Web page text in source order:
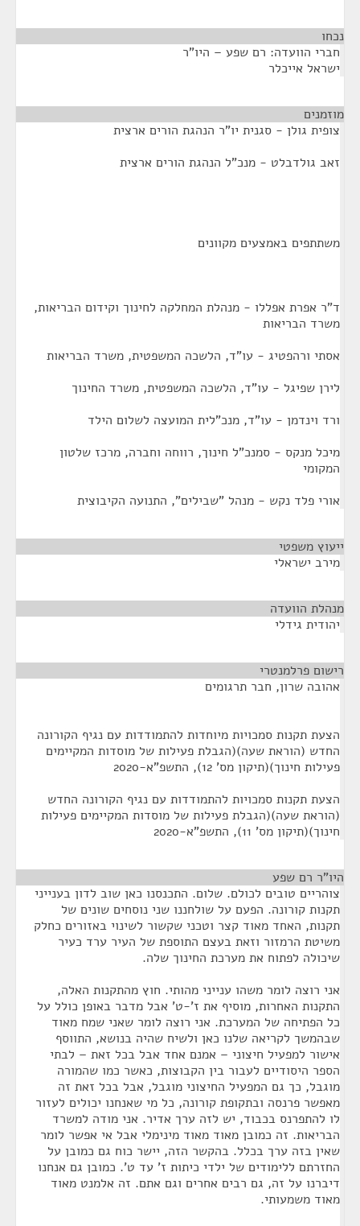
נכחו
חברי הוועדה: רם שפע – היו"ר
ישראל אייכלר
מוזמנים
צופית גולן - סגנית יו"ר הנהגת הורים ארצית
זאב גולדבלט - מנכ"ל הנהגת הורים ארצית
משתתפים באמצעים מקוונים
ד"ר אפרת אפללו - מנהלת המחלקה לחינוך וקידום הבריאות,
משרד הבריאות
אסתי ורהפטיג - עו"ד, הלשכה המשפטית, משרד הבריאות
לירן שפיגל - עו"ד, הלשכה המשפטית, משרד החינוך
ורד וינדמן - עו"ד, מנכ"לית המועצה לשלום הילד
מיכל מנקס - סמנכ"ל חינוך, רווחה וחברה, מרכז שלטון
המקומי
אורי פלד נקש - מנהל "שבילים", התנועה הקיבוצית
ייעוץ משפטי
מירב ישראלי
מנהלת הוועדה
יהודית גידלי
רישום פרלמנטרי
אהובה שרון, חבר תרגומים
הצעת תקנות סמכויות מיוחדות להתמודדות עם נגיף הקורונה
החדש (הוראת שעה)(הגבלת פעילות של מוסדות המקיימים
פעילות חינוך)(תיקון מס' 12), התשפ"א-2020
הצעת תקנות סמכויות להתמודדות עם נגיף הקורונה החדש
(הוראת שעה)(הגבלת פעילות של מוסדות המקיימים פעילות
חינוך)(תיקון מס' 11), התשפ"א-2020
היו"ר רם שפע
צוהריים טובים לכולם. שלום. התכנסנו כאן שוב לדון בענייני
תקנות קורונה. הפעם על שולחננו שני נוסחים שונים של
תקנות, האחד מאוד קצר וטכני שקשור לשינוי באזורים כחלק
משיטת הרמזור וזאת בעצם התוספת של העיר ערד כעיר
שיכולה לפתוח את מערכת החינוך שלה.
אני רוצה לומר משהו ענייני מהותי. חוץ מהתקנות האלה,
התקנות האחרות, מוסיף את ז'-ט' אבל מדבר באופן כולל על
כל הפתיחה של המערכת. אני רוצה לומר שאני שמח מאוד
שבהמשך לקריאה שלנו כאן ולשיח שהיה בנושא, התווסף
אישור למפעיל חיצוני – אמנם אחד אבל בכל זאת – לבתי
הספר היסודיים לעבור בין הקבוצות, כאשר כמו שהמורה
מוגבל, כך גם המפעיל החיצוני מוגבל, אבל בכל זאת זה
מאפשר פרנסה ובתקופת קורונה, כל מי שאנחנו יכולים לעזור
לו להתפרנס בכבוד, יש לזה ערך אדיר. אני מודה למשרד
הבריאות. זה כמובן מאוד מאוד מינימלי אבל אי אפשר לומר
שאין בזה ערך בכלל. בהקשר הזה, יישר כוח גם כמובן על
החזרתם ללימודים של ילדי כיתות ז' עד ט'. כמובן גם אנחנו
דיברנו על זה, גם רבים אחרים וגם אתם. זה אלמנט מאוד
מאוד משמעותי.